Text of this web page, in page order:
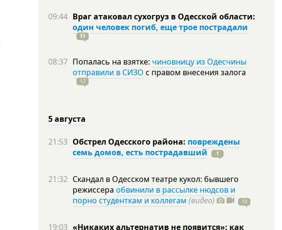
09:44 Враг атаковал сухогруз в Одесской области:
один человек погиб, еще трое пострадали
31
08:37 Попалась на взятке: чиновницу из Одесчины
отправили в СИЗО с правом внесения залога
12
5 августа
21:53 Обстрел Одесского района: повреждены
семь домов, есть пострадавший
1
21:32 Скандал в Одесском театре кукол: бывшего
режиссера обвинили в рассылке нюдсов и
порно студенткам и коллегам (видео) 10
19:03 «Никаких альтернатив не появится»: как